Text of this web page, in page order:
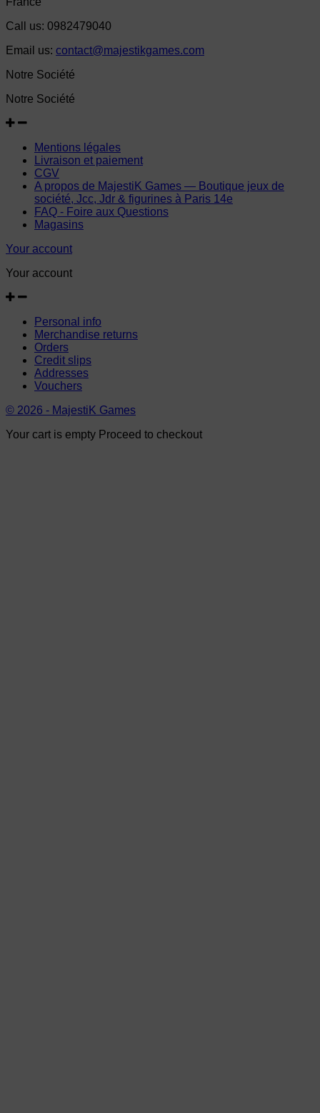
Call us: 0982479040
Email us: contact@majestikgames.com
Notre Société
Notre Société
Mentions légales
Livraison et paiement
CGV
A propos de MajestiK Games — Boutique jeux de
société, Jcc, Jdr & figurines à Paris 14e
FAQ - Foire aux Questions
Magasins
Your account
Your account
Personal info
Merchandise returns
Orders
Credit slips
Addresses
Vouchers
© 2026 - MajestiK Games
Your cart is empty Proceed to checkout